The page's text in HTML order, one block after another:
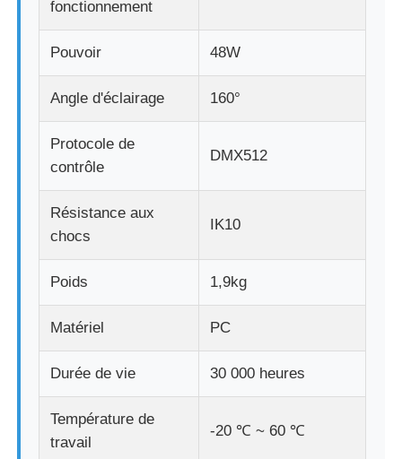
Affichage en maille LED
Écran de film transparent LED
Affichage LED transparent
Écran LED volant pour drone
Écran à LED holographique
Écran de calandre LED
fonctionnement
Pouvoir 48W
Angle d'éclairage 160°
Protocole de
contrôle
DMX512
Résistance aux
chocs
IK10
Poids 1,9kg
Matériel PC
Durée de vie 30 000 heures
Température de
travail
-20 ℃ ~ 60 ℃